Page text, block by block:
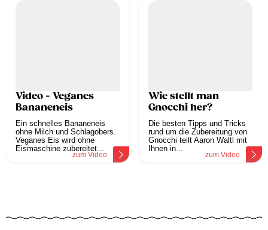
Video - Veganes
Bananeneis
Ein schnelles Bananeneis
ohne Milch und Schlagobers.
Veganes Eis wird ohne
Eismaschine zubereitet...
zum Video
Wie stellt man
Gnocchi her?
Die besten Tipps und Tricks
rund um die Zubereitung von
Gnocchi teilt Aaron Waltl mit
Ihnen in...
zum Video